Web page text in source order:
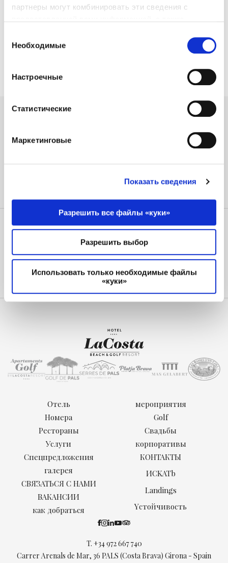
партнеры могут комбинировать эти сведения с
вами их сервисов.
согласия
Необходимые
Настроечные
Статистические
Маркетинговые
Показать сведения
Разрешить все файлы «куки»
Разрешить выбор
Использовать только необходимые файлы
«куки»
На виллах разрешено проживание с домашними
Нажмите здесь, чтобы просмотреть политику
БУДЬТЕ В КУРСЕ НАШИХ НОВОСТЕЙ И
СПЕЦИАЛЬНЫХ ПРЕДЛОЖЕНИЙ
Acceptació de la Llei de Protecció de Dades (*)
T. +34 972 667 740
Carrer Arenals de Mar, 36 PALS (Costa Brava) Girona - Spain
Отель
Номера
Рестораны
Услуги
мероприятия
Golf
Свадьбы
корпоративы
Спецпредложения
галерея
СВЯЗАТЬСЯ С НАМИ
ВАКАНСИИ
как добраться
КОНТАКТЫ
ИCKATb
Landings
Yстойчивость